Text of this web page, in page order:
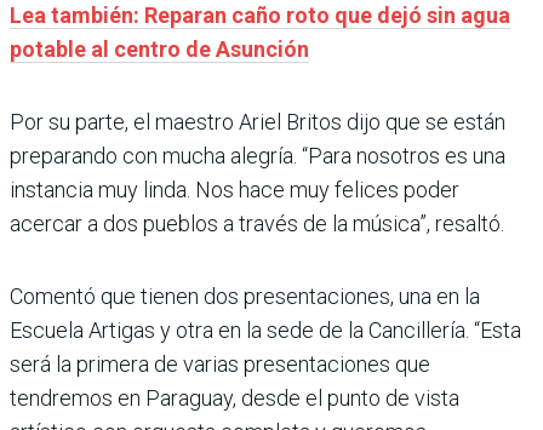
Lea también: Reparan caño roto que dejó sin agua
potable al centro de Asunción
Por su parte, el maestro Ariel Britos dijo que se están
preparando con mucha alegría. “Para nosotros es una
instancia muy linda. Nos hace muy felices poder
acercar a dos pueblos a través de la música”, resaltó.
Comentó que tienen dos presentaciones, una en la
Escuela Artigas y otra en la sede de la Cancillería. “Esta
será la primera de varias presentaciones que
tendremos en Paraguay, desde el punto de vista